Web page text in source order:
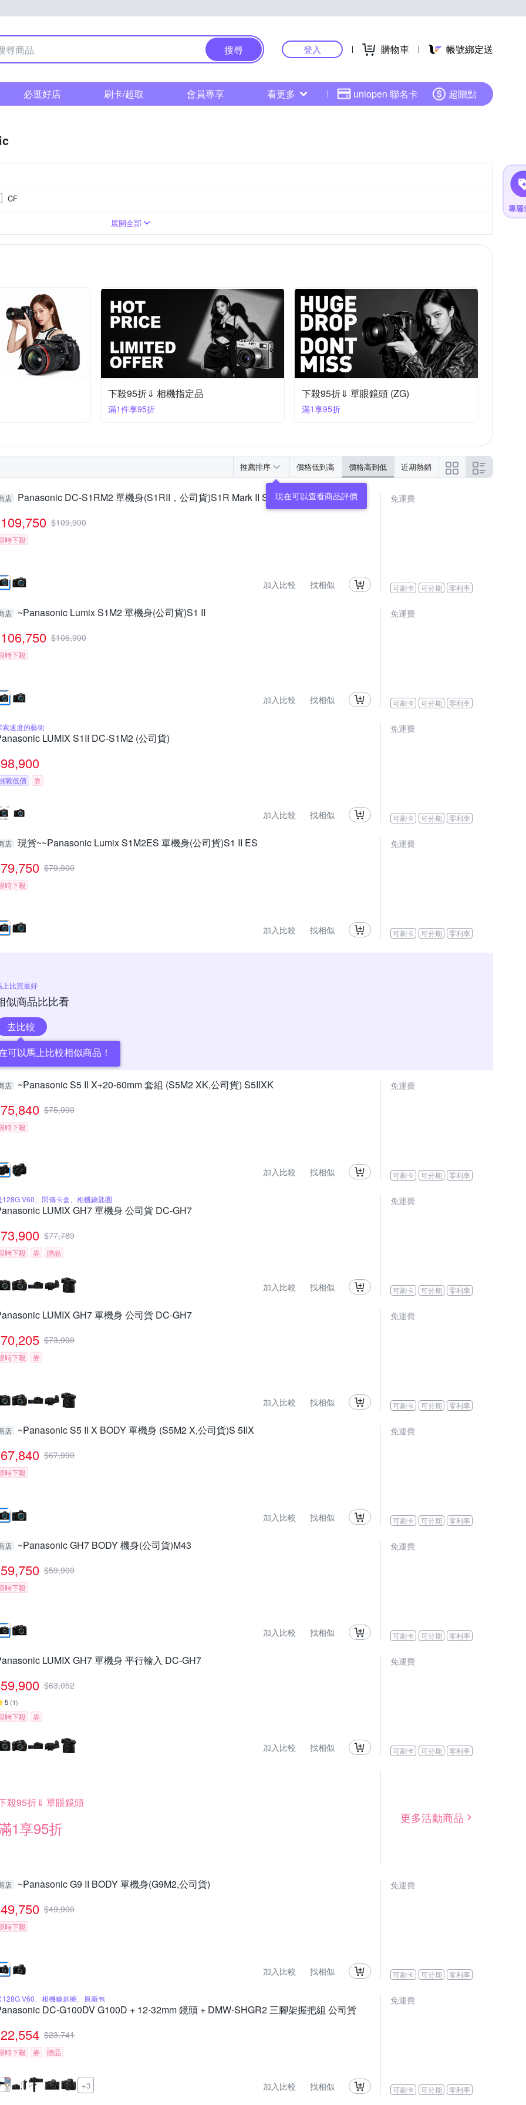
搜尋 登入 購物車 帳號綁定送
必逛好店 刷卡/超取 會員專享 看更多 uniopen 聯名卡 超贈點
CF
1601萬~2000萬像素Live MOS
展開全部
下殺95折⇓ 相機指定品
滿1件享95折
下殺95折⇓ 單眼鏡頭 (ZG)
滿1享95折
推薦排序 價格低到高 價格高到低 近期熱銷
現在可以查看商品評價
店 Panasonic DC-S1RM2 單機身(S1RII，公司貨)S1R Mark II S1R2
109,750 $109,900
時下殺
加入比較 找相似
免運費
可刷卡 可分期 零利率
店 ~Panasonic Lumix S1M2 單機身(公司貨)S1 II
106,750 $106,900
時下殺
加入比較 找相似
免運費
可刷卡 可分期 零利率
索速度的藝術
LUMIX S1II DC-S1M2 (公司貨)
98,900
戰低價 券
加入比較 找相似
免運費
可刷卡 可分期 零利率
店 現貨~~Panasonic Lumix S1M2ES 單機身(公司貨)S1 II ES
79,750 $79,900
時下殺
加入比較 找相似
免運費
可刷卡 可分期 零利率
上比買最好
似商品比比看
去比較
可以馬上比較相似商品！
店 ~Panasonic S5 II X+20-60mm 套組 (S5M2 XK,公司貨) S5IIXK
75,840 $75,990
時下殺
加入比較 找相似
免運費
可刷卡 可分期 零利率
128G V60、閃傳卡盒、相機鑰匙圈
LUMIX GH7 單機身 公司貨 DC-GH7
73,900 $77,789
時下殺 券 贈品
加入比較 找相似
免運費
可刷卡 可分期 零利率
LUMIX GH7 單機身 公司貨 DC-GH7
70,205 $73,900
時下殺 券
加入比較 找相似
免運費
可刷卡 可分期 零利率
店 ~Panasonic S5 II X BODY 單機身 (S5M2 X,公司貨)S 5IIX
67,840 $67,990
時下殺
加入比較 找相似
免運費
可刷卡 可分期 零利率
店 ~Panasonic GH7 BODY 機身(公司貨)M43
59,750 $59,900
時下殺
加入比較 找相似
免運費
可刷卡 可分期 零利率
LUMIX GH7 單機身 平行輸入 DC-GH7
59,900 $63,052
5 (1)
時下殺 券
加入比較 找相似
免運費
可刷卡 可分期 零利率
殺95折⇓ 單眼鏡頭
1享95折
更多活動商品
店 ~Panasonic G9 II BODY 單機身(G9M2,公司貨)
49,750 $49,900
時下殺
加入比較 找相似
免運費
可刷卡 可分期 零利率
128G V60、相機鑰匙圈、原廠包
DC-G100DV G100D + 12-32mm 鏡頭 + DMW-SHGR2 三腳架握把組 公司貨
22,554 $23,741
時下殺 券 贈品
+3 加入比較 找相似
免運費
可刷卡 可分期 零利率